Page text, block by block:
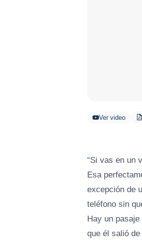
Ver video
“Si vas en un
Esa
excepción de
teléfono sin
Hay un
que él salió